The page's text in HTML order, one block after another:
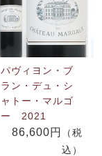
パヴィヨン・ブ
ラン・デュ・シ
ャトー・マルゴ
ー 2021
86,600円
（税
込）